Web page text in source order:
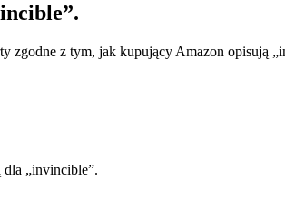
zgodne z tym, jak kupujący Amazon
dla „invincible”.